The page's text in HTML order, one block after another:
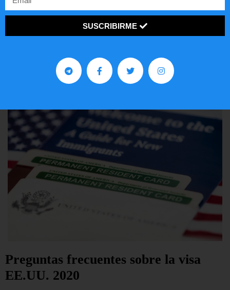
Comunistas no son bienvenidos en
LEER ARTÍCULO...
Preguntas frecuentes sobre la visa
EE.UU. 2020
SUSCRIBIRME